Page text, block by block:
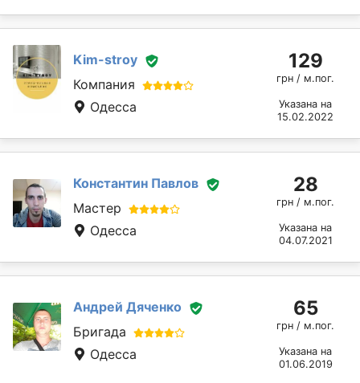
Kim-stroy
Компания
Одесса
129
грн / м.пог.
Указана на
15.02.2022
Константин Павлов
Мастер
Одесса
28
грн / м.пог.
Указана на
04.07.2021
Андрей Дяченко
Бригада
Одесса
65
грн / м.пог.
Указана на
01.06.2019